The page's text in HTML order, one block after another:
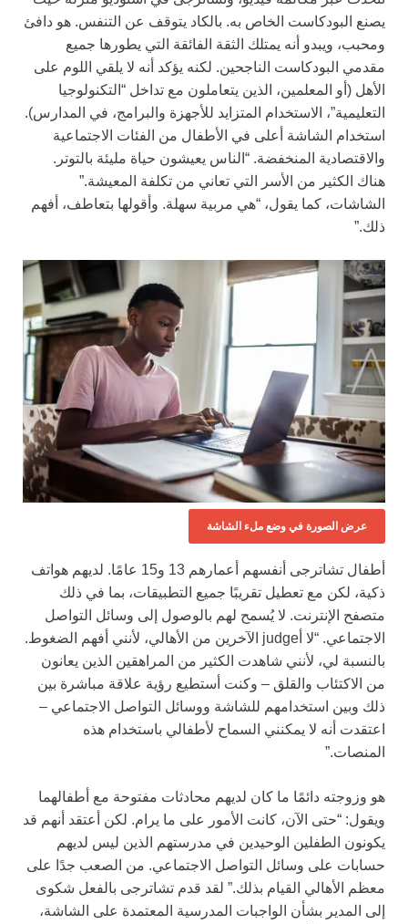
يصنع البودكاست الخاص به. بالكاد يتوقف عن التنفس. هو دافئ
ومحبب، ويبدو أنه يمتلك الثقة الفائقة التي يطورها جميع
مقدمي البودكاست الناجحين. لكنه يؤكد أنه لا يلقي اللوم على
الأهل (أو المعلمين، الذين يتعاملون مع تداخل “التكنولوجيا
التعليمية”، الاستخدام المتزايد للأجهزة والبرامج، في المدارس).
استخدام الشاشة أعلى في الأطفال من الفئات الاجتماعية
والاقتصادية المنخفضة. “الناس يعيشون حياة مليئة بالتوتر.
هناك الكثير من الأسر التي تعاني من تكلفة المعيشة.”
الشاشات، كما يقول، “هي مربية سهلة. وأقولها بتعاطف، أفهم
ذلك.”
عرض الصورة في وضع ملء الشاشة
أطفال تشاترجى أنفسهم أعمارهم 13 و15 عامًا. لديهم هواتف
ذكية، لكن مع تعطيل تقريبًا جميع التطبيقات، بما في ذلك
متصفح الإنترنت. لا يُسمح لهم بالوصول إلى وسائل التواصل
الاجتماعي. “لا أjudge الآخرين من الأهالي، لأنني أفهم الضغوط.
بالنسبة لي، لأنني شاهدت الكثير من المراهقين الذين يعانون
من الاكتئاب والقلق – وكنت أستطيع رؤية علاقة مباشرة بين
ذلك وبين استخدامهم للشاشة ووسائل التواصل الاجتماعي –
اعتقدت أنه لا يمكنني السماح لأطفالي باستخدام هذه
المنصات.”
هو وزوجته دائمًا ما كان لديهم محادثات مفتوحة مع أطفالهما
ويقول: “حتى الآن، كانت الأمور على ما يرام. لكن أعتقد أنهم قد
يكونون الطفلين الوحيدين في مدرستهم الذين ليس لديهم
حسابات على وسائل التواصل الاجتماعي. من الصعب جدًا على
معظم الأهالي القيام بذلك.” لقد قدم تشاترجى بالفعل شكوى
إلى المدير بشأن الواجبات المدرسية المعتمدة على الشاشة،